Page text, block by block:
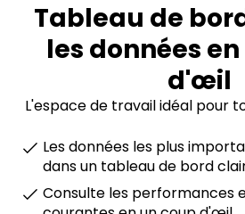
Tableau de
les données
d'œil
L'espace de travail idéal pour
Les données les plus
dans un tableau de bord
Consulte les performances